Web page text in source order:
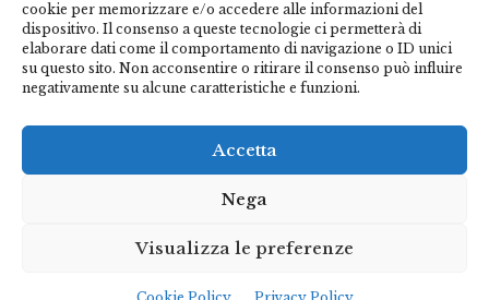
cookie per memorizzare e/o accedere alle informazioni del
dispositivo. Il consenso a queste tecnologie ci permetterà di
elaborare dati come il comportamento di navigazione o ID unici
su questo sito. Non acconsentire o ritirare il consenso può influire
negativamente su alcune caratteristiche e funzioni.
Accetta
Nega
Visualizza le preferenze
Email*